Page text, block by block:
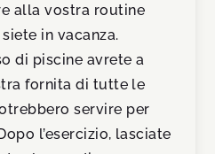
alla vostra routine
in vacanza.
di piscine avrete a
fornita di tutte le
servire per
l’esercizio, lasciate